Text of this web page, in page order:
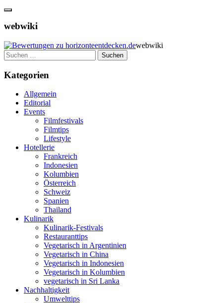
webwiki
webwiki
Suchen
nach:
Kategorien
Allgemein
Editorial
Events
Filmfestivals
Filmtips
Lifestyle
Hotellerie
Frankreich
Indonesien
Kolumbien
Österreich
Schweiz
Spanien
Thailand
Kulinarik
Kulinarik-Festivals
Restauranttips
Vegetarisch in Argentinien
Vegetarisch in China
Vegetarisch in Indonesien
Vegetarisch in Kolumbien
vegetarisch in Sri Lanka
Nachhaltigkeit
Umwelttips